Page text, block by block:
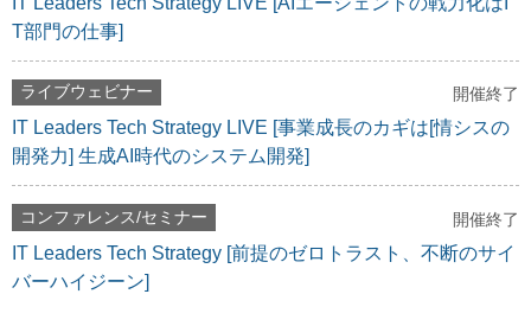
T部門の仕事]
ライブウェビナー 開催終了
IT Leaders Tech Strategy LIVE [事業成長のカギは[情シスの
開発力] 生成AI時代のシステム開発]
コンファレンス/セミナー 開催終了
IT Leaders Tech Strategy [前提のゼロトラスト、不断のサイ
バーハイジーン]